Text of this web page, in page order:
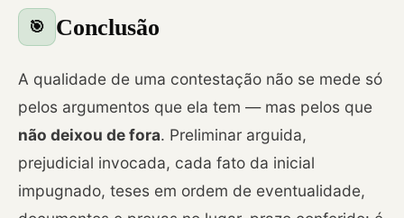
🎯 Conclusão
A qualidade de uma contestação não se mede só
pelos argumentos que ela tem — mas pelos que
não deixou de fora. Preliminar arguida,
prejudicial invocada, cada fato da inicial
impugnado, teses em ordem de eventualidade,